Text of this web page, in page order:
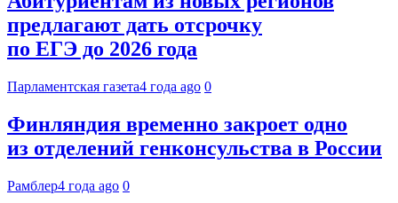
предлагают дать отсрочку
по ЕГЭ до 2026 года
Парламентская газета4 года ago 0
Финляндия временно закроет одно
из отделений генконсульства в России
Рамблер4 года ago 0